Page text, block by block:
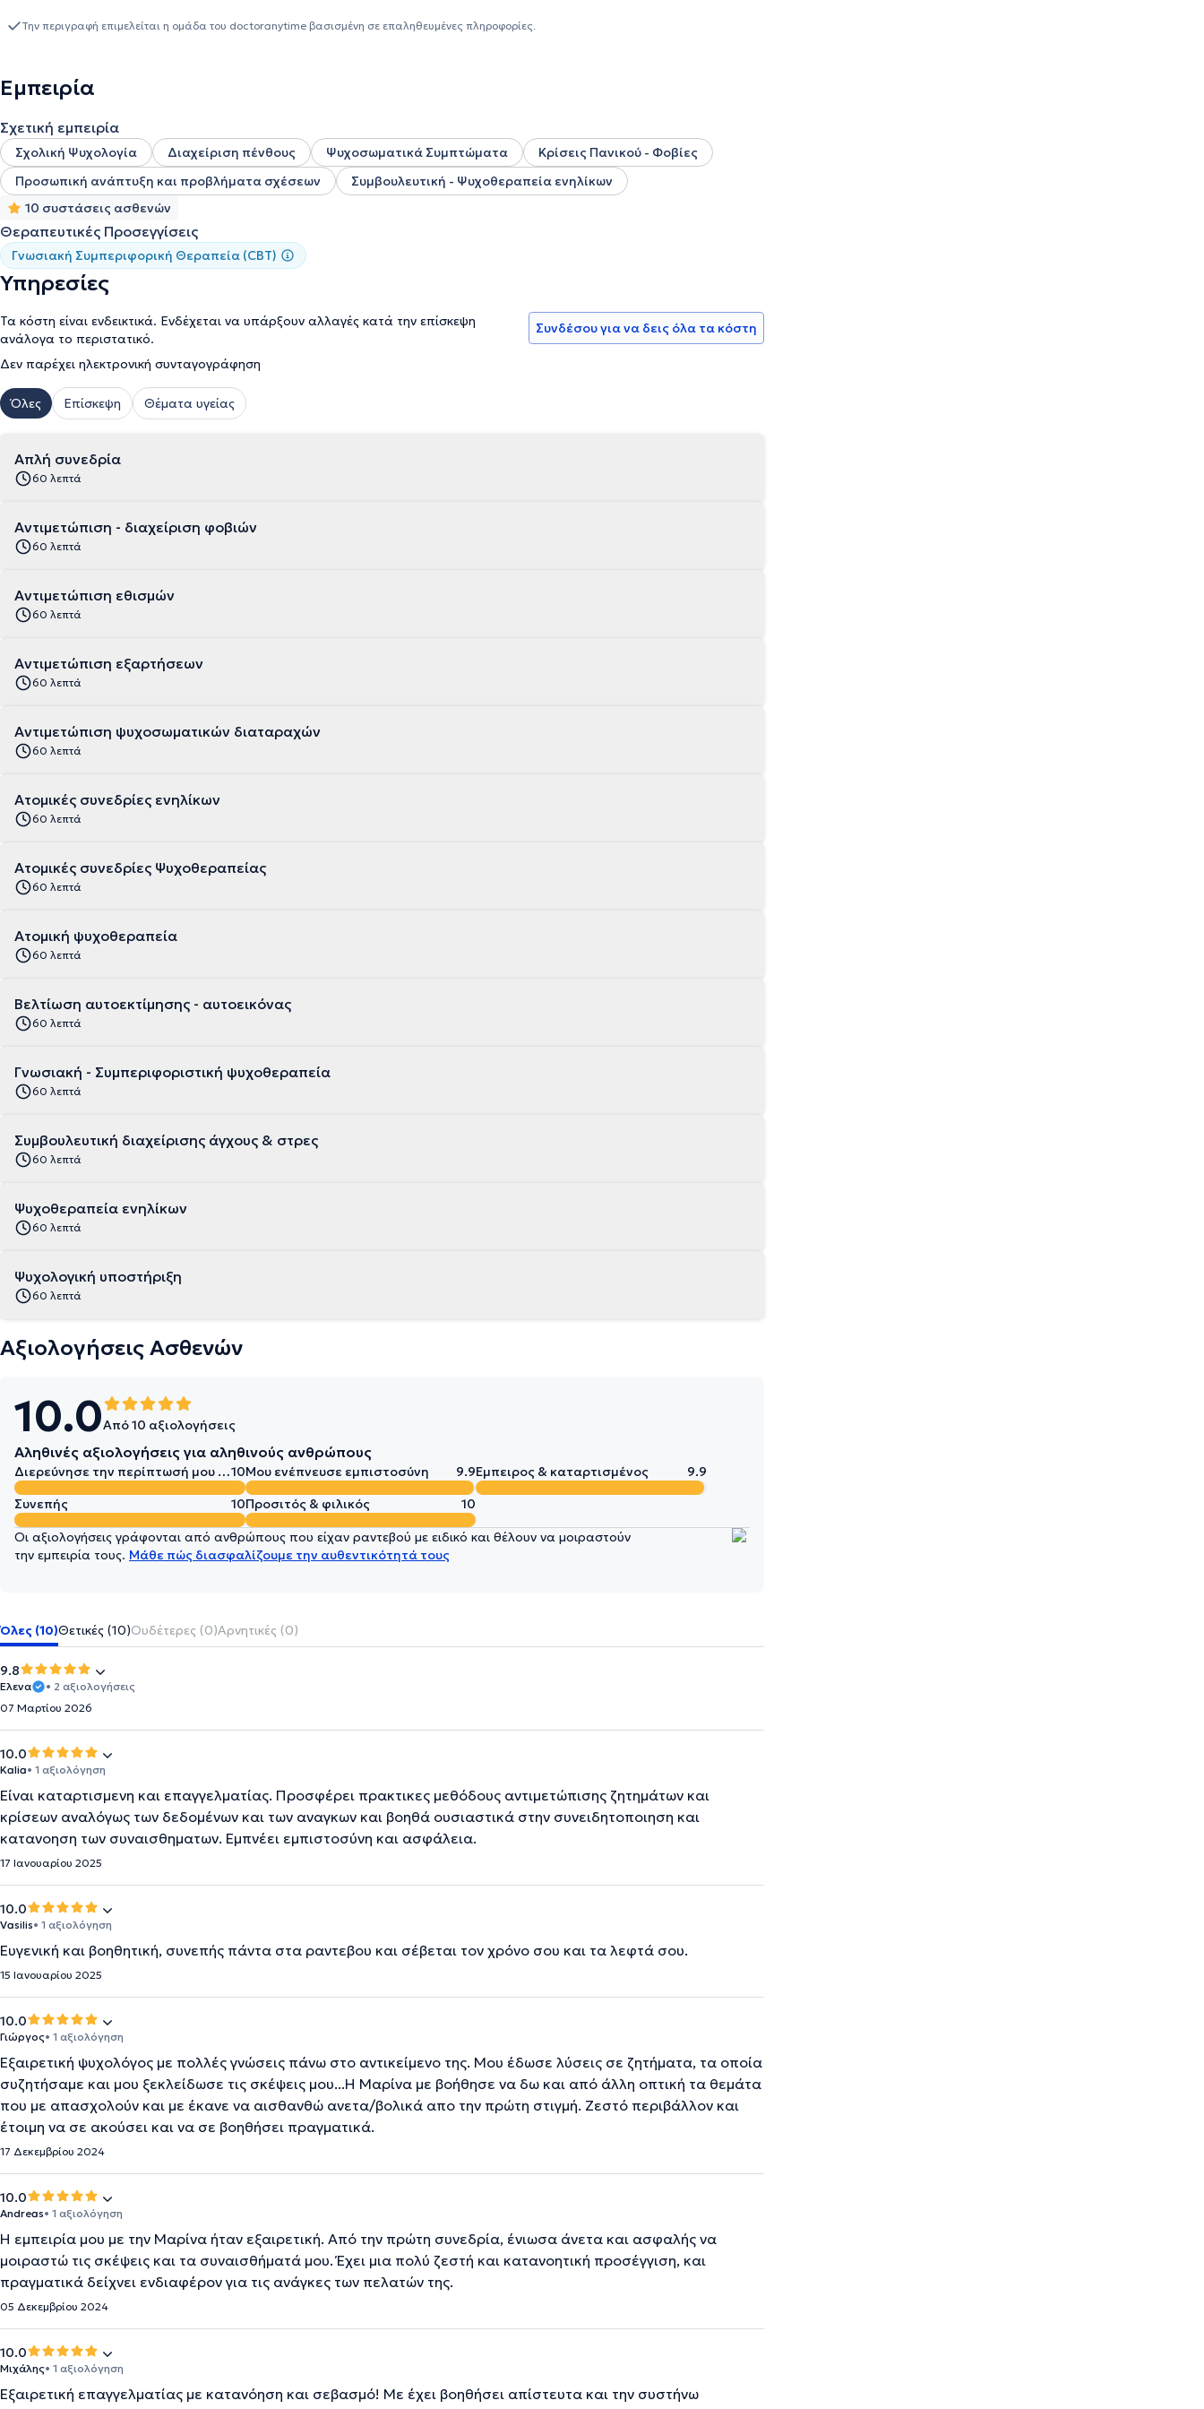
ψυχολογικές ανάγκες των ανθρώπων, προσφέρει από το 2019 επαγγελματική υποστήριξη σε ενήλικες και εφήβους.Η
Την περιγραφή επιμελείται η ομάδα του doctoranytime βασισμένη σε επαληθευμένες πληροφορίες.
Εμπειρία
Σχετική εμπειρία
Σχολική Ψυχολογία Διαχείριση πένθους Ψυχοσωματικά Συμπτώματα
Κρίσεις Πανικού - Φοβίες
Προσωπική ανάπτυξη και προβλήματα σχέσεων
Συμβουλευτική - Ψυχοθεραπεία ενηλίκων
10 συστάσεις ασθενών
Θεραπευτικές Προσεγγίσεις
Γνωσιακή Συμπεριφορική Θεραπεία (CBT)
Υπηρεσίες
Τα κόστη είναι ενδεικτικά. Ενδέχεται να υπάρξουν αλλαγές κατά την επίσκεψη
ανάλογα το περιστατικό.
Δεν παρέχει ηλεκτρονική συνταγογράφηση
Συνδέσου για να δεις όλα τα κόστη
Όλες Επίσκεψη Θέματα υγείας
Απλή συνεδρία
60 λεπτά
Αντιμετώπιση - διαχείριση φοβιών
60 λεπτά
Αντιμετώπιση εθισμών
60 λεπτά
Αντιμετώπιση εξαρτήσεων
60 λεπτά
Αντιμετώπιση ψυχοσωματικών διαταραχών
60 λεπτά
Ατομικές συνεδρίες ενηλίκων
60 λεπτά
Ατομικές συνεδρίες Ψυχοθεραπείας
60 λεπτά
Ατομική ψυχοθεραπεία
60 λεπτά
Βελτίωση αυτοεκτίμησης - αυτοεικόνας
60 λεπτά
Γνωσιακή - Συμπεριφοριστική ψυχοθεραπεία
60 λεπτά
Συμβουλευτική διαχείρισης άγχους & στρες
60 λεπτά
Ψυχοθεραπεία ενηλίκων
60 λεπτά
Ψυχολογική υποστήριξη
60 λεπτά
Αξιολογήσεις Ασθενών
10.0Από 10 αξιολογήσεις
Αληθινές αξιολογήσεις για αληθινούς ανθρώπους
Διερεύνησε την περίπτωσή μου σε βάθος10Μου ενέπνευσε εμπιστοσύνη 9.9Έμπειρος & καταρτισμένος
9.9
Συνεπής
10Προσιτός & φιλικός 10
Οι αξιολογήσεις γράφονται από ανθρώπους που είχαν ραντεβού με ειδικό και θέλουν να μοιραστούν
την εμπειρία τους. Μάθε πώς διασφαλίζουμε την αυθεντικότητά τους
Όλες (10)Θετικές (10)Ουδέτερες (0)Αρνητικές (0)
9.8
Έλενα
• 2 αξιολογήσεις
07 Μαρτίου 2026
10.0
Kalia• 1 αξιολόγηση
Είναι καταρτισμενη και επαγγελματίας. Προσφέρει πρακτικες μεθόδους αντιμετώπισης ζητημάτων και
κρίσεων αναλόγως των δεδομένων και των αναγκων και βοηθά ουσιαστικά στην συνειδητοποιηση και
κατανοηση των συναισθηματων. Εμπνέει εμπιστοσύνη και ασφάλεια.
17 Ιανουαρίου 2025
10.0
Vasilis• 1 αξιολόγηση
Ευγενική και βοηθητική, συνεπής πάντα στα ραντεβου και σέβεται τον χρόνο σου και τα λεφτά σου.
15 Ιανουαρίου 2025
10.0
Γιώργος• 1 αξιολόγηση
Εξαιρετική ψυχολόγος με πολλές γνώσεις πάνω στο αντικείμενο της. Μου έδωσε λύσεις σε ζητήματα, τα οποία
συζητήσαμε και μου ξεκλείδωσε τις σκέψεις μου...Η Μαρίνα με βοήθησε να δω και από άλλη οπτική τα θεμάτα
που με απασχολούν και με έκανε να αισθανθώ ανετα/βολικά απο την πρώτη στιγμή. Ζεστό περιβάλλον και
έτοιμη να σε ακούσει και να σε βοηθήσει πραγματικά.
17 Δεκεμβρίου 2024
10.0
Andreas• 1 αξιολόγηση
Η εμπειρία μου με την Μαρίνα ήταν εξαιρετική. Από την πρώτη συνεδρία, ένιωσα άνετα και ασφαλής να
μοιραστώ τις σκέψεις και τα συναισθήματά μου. Έχει μια πολύ ζεστή και κατανοητική προσέγγιση, και
πραγματικά δείχνει ενδιαφέρον για τις ανάγκες των πελατών της.
05 Δεκεμβρίου 2024
10.0
Μιχάλης• 1 αξιολόγηση
Εξαιρετική επαγγελματίας με κατανόηση και σεβασμό! Με έχει βοηθήσει απίστευτα και την συστήνω